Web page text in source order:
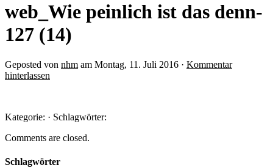
web_Wie peinlich ist das denn-
127 (14)
Geposted von nhm am Montag, 11. Juli 2016 · Kommentar
hinterlassen
Kategorie: · Schlagwörter:
Comments are closed.
Schlagwörter